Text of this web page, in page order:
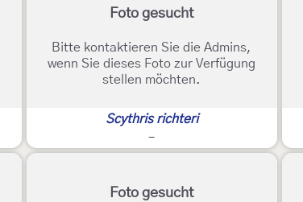
Foto gesucht
Bitte kontaktieren Sie die Admins,
wenn Sie dieses Foto zur Verfügung
stellen möchten.
Scythris richteri
-
Foto gesucht